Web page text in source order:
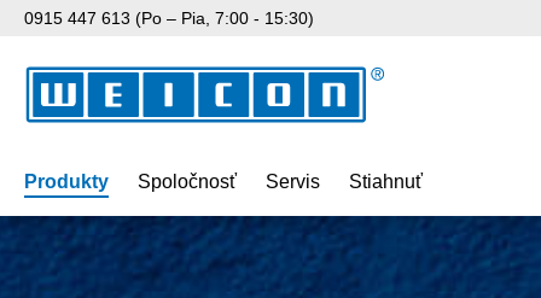
na hlavný obsah
Preskočiť na vyhľadávanie
Preskočiť na hlavnú navigáciu
0915 447 613 (Po – Pia, 7:00 - 15:30)
Produkty Spoločnosť Servis Stiahnuť